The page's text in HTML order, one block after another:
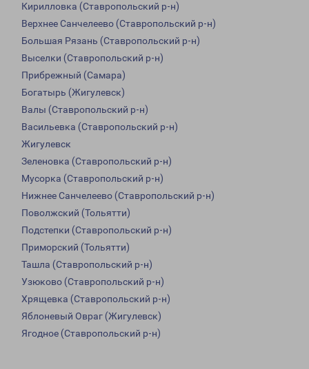
Кирилловка (Ставропольский р-н)
Верхнее Санчелеево (Ставропольский р-н)
Большая Рязань (Ставропольский р-н)
Выселки (Ставропольский р-н)
Прибрежный (Самара)
Богатырь (Жигулевск)
Валы (Ставропольский р-н)
Васильевка (Ставропольский р-н)
Жигулевск
Зеленовка (Ставропольский р-н)
Мусорка (Ставропольский р-н)
Нижнее Санчелеево (Ставропольский р-н)
Поволжский (Тольятти)
Подстепки (Ставропольский р-н)
Приморский (Тольятти)
Ташла (Ставропольский р-н)
Узюково (Ставропольский р-н)
Хрящевка (Ставропольский р-н)
Яблоневый Овраг (Жигулевск)
Ягодное (Ставропольский р-н)